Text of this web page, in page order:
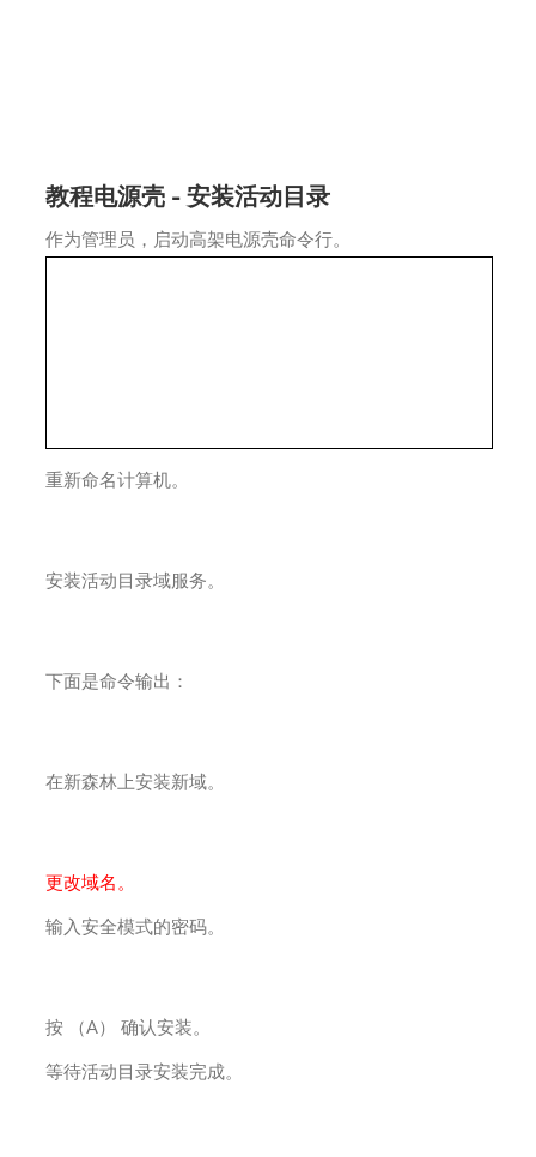
教程电源壳 - 安装活动目录
作为管理员，启动高架电源壳命令行。
重新命名计算机。
安装活动目录域服务。
下面是命令输出：
在新森林上安装新域。
更改域名。
输入安全模式的密码。
按 （A） 确认安装。
等待活动目录安装完成。